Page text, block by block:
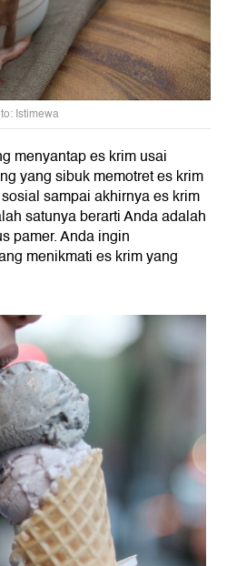
Istimewa
menyantap es krim usai
yang sibuk memotret es krim
sampai akhirnya es krim
satunya berarti Anda adalah
pamer. Anda ingin
menikmati es krim yang